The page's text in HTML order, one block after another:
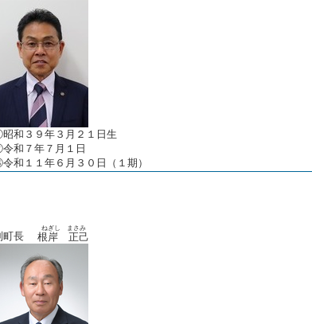
和３９年３月２１日生
和７年７月１日
和１１年６月３０日（１期）
町長 根岸 正己
ねぎし まさみ